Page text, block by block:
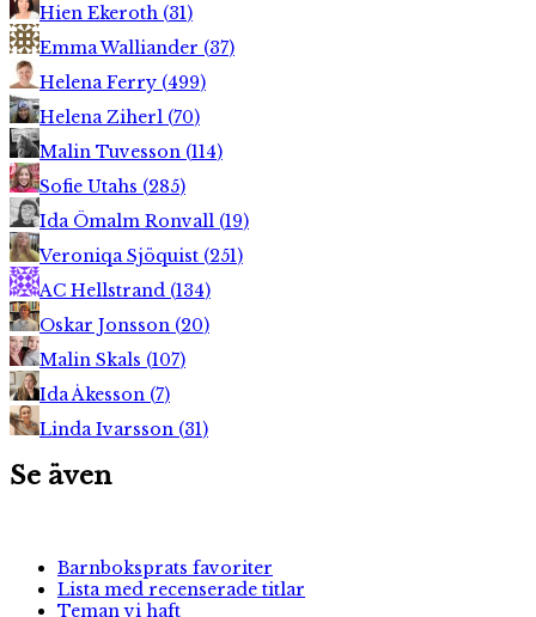
Hien Ekeroth (31)
Emma Walliander (37)
Helena Ferry (499)
Helena Ziherl (70)
Malin Tuvesson (114)
Sofie Utahs (285)
Ida Ömalm Ronvall (19)
Veroniqa Sjöquist (251)
AC Hellstrand (134)
Oskar Jonsson (20)
Malin Skals (107)
Ida Åkesson (7)
Linda Ivarsson (31)
Se även
Barnboksprats favoriter
Lista med recenserade titlar
Teman vi haft